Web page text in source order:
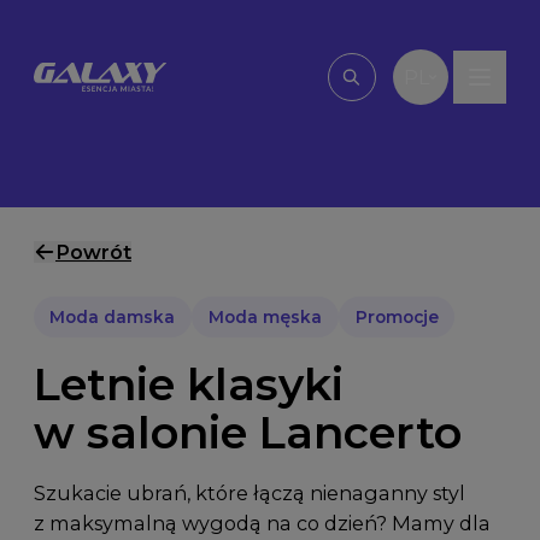
Wpisz, czego
Powrót
Moda damska Moda męska Promocje
Letnie klasyki
w salonie Lancerto
Szukacie ubrań, które łączą nienaganny styl
z maksymalną wygodą na co dzień? Mamy dla